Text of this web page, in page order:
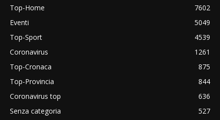
Top-Home
7602
Eventi
5049
Top-Sport
4539
Coronavirus
1261
Top-Cronaca
875
Top-Provincia
844
Coronavirus top
636
Senza categoria
527